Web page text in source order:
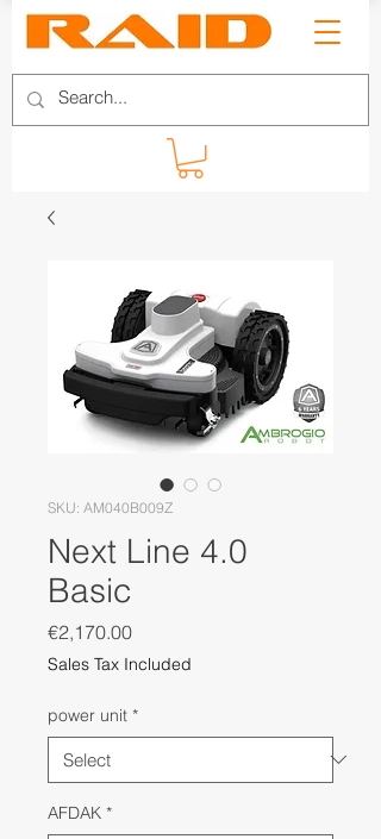
SKU: AM040B009Z
Next Line 4.0
Basic
€2,170.00Price
Sales Tax Included
power unit *
AFDAK *